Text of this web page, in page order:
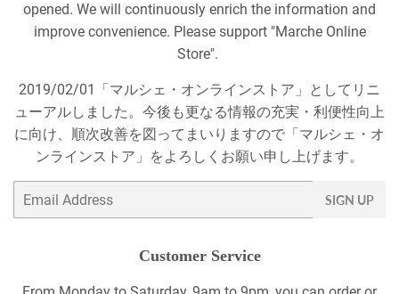
opened. We will continuously enrich the information and
improve convenience. Please support "Marche Online
Store".
2019/02/01「マルシェ・オンラインストア」としてリニ
ューアルしました。今後も更なる情報の充実・利便性向上
に向け、順次改善を図ってまいりますので「マルシェ・オ
ンラインストア」をよろしくお願い申し上げます。
SIGN UP
Customer Service